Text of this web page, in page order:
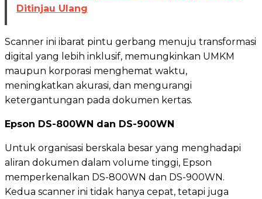
Ditinjau Ulang
Scanner ini ibarat pintu gerbang menuju transformasi
digital yang lebih inklusif, memungkinkan UMKM
maupun korporasi menghemat waktu,
meningkatkan akurasi, dan mengurangi
ketergantungan pada dokumen kertas.
Epson DS-800WN dan DS-900WN
Untuk organisasi berskala besar yang menghadapi
aliran dokumen dalam volume tinggi, Epson
memperkenalkan DS-800WN dan DS-900WN.
Kedua scanner ini tidak hanya cepat, tetapi juga